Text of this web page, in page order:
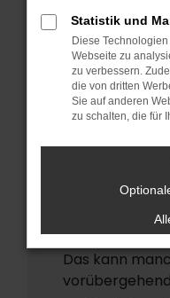
Überprüfe
Laden andere
deine
Prüfe deine
Manche
Werbeblocker,
bestimmter
Funktioniert
Browser oder
Starte dein
Das kann
Statistik und
Diese
Webseite zu
zu verbessern.
die von dritten
Sie auf anderen
zu schalten, die für